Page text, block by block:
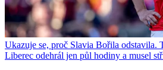
Ukazuje se, proč Slavia Bořila odstavila.
Liberec odehrál jen půl hodiny a musel